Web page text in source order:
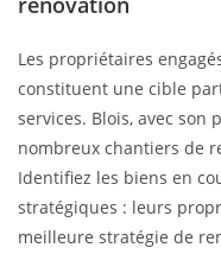
Les propriétaires
constituent une cible
services. Blois, avec son
nombreux chantiers de
Identifiez les biens en
stratégiques : leurs
meilleure stratégie de